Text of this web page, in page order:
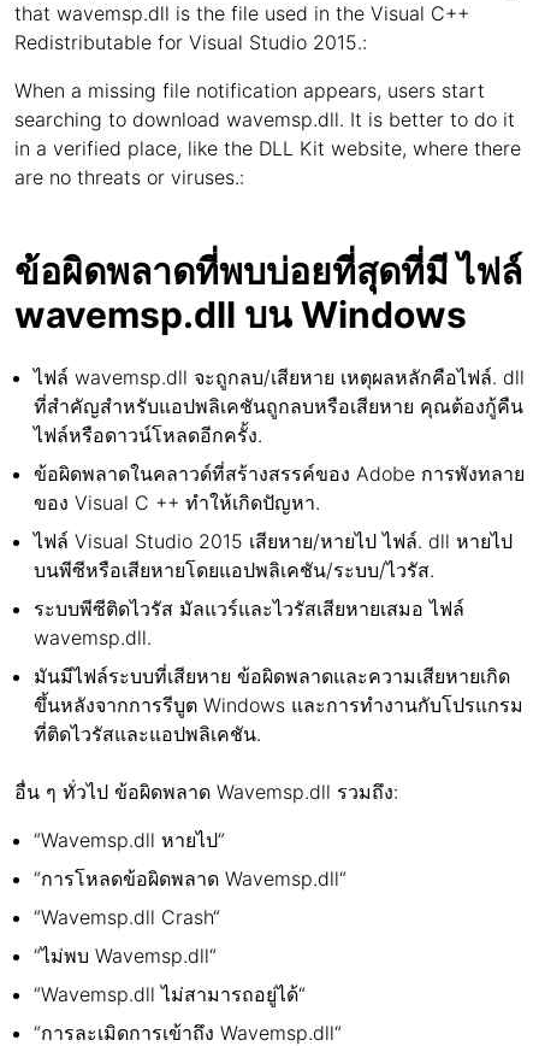
that wavemsp.dll is the file used in the Visual C++
Redistributable for Visual Studio 2015.:
When a missing file notification appears, users start
searching to download wavemsp.dll. It is better to do it
in a verified place, like the DLL Kit website, where there
are no threats or viruses.:
ข้อผิดพลาดที่พบบ่อยที่สุดที่มี ไฟล์
wavemsp.dll บน Windows
ไฟล์ wavemsp.dll จะถูกลบ/เสียหาย เหตุผลหลักคือไฟล์. dll
ที่สำคัญสำหรับแอปพลิเคชันถูกลบหรือเสียหาย คุณต้องกู้คืน
ไฟล์หรือดาวน์โหลดอีกครั้ง.
ข้อผิดพลาดในคลาวด์ที่สร้างสรรค์ของ Adobe การพังทลาย
ของ Visual C ++ ทำให้เกิดปัญหา.
ไฟล์ Visual Studio 2015 เสียหาย/หายไป ไฟล์. dll หายไป
บนพีซีหรือเสียหายโดยแอปพลิเคชัน/ระบบ/ไวรัส.
ระบบพีซีติดไวรัส มัลแวร์และไวรัสเสียหายเสมอ ไฟล์
wavemsp.dll.
มันมีไฟล์ระบบที่เสียหาย ข้อผิดพลาดและความเสียหายเกิด
ขึ้นหลังจากการรีบูต Windows และการทำงานกับโปรแกรม
ที่ติดไวรัสและแอปพลิเคชัน.
อื่น ๆ ทั่วไป ข้อผิดพลาด Wavemsp.dll รวมถึง:
“Wavemsp.dll หายไป“
“การโหลดข้อผิดพลาด Wavemsp.dll“
“Wavemsp.dll Crash“
“ไม่พบ Wavemsp.dll“
“Wavemsp.dll ไม่สามารถอยู่ได้“
“การละเมิดการเข้าถึง Wavemsp.dll“